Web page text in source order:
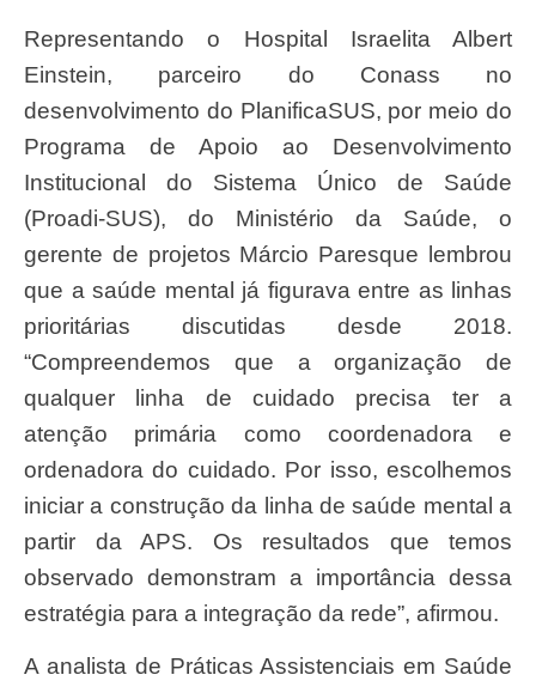
Representando o Hospital Israelita Albert
Einstein, parceiro do Conass no
desenvolvimento do PlanificaSUS, por meio do
Programa de Apoio ao Desenvolvimento
Institucional do Sistema Único de Saúde
(Proadi-SUS), do Ministério da Saúde, o
gerente de projetos Márcio Paresque lembrou
que a saúde mental já figurava entre as linhas
prioritárias discutidas desde 2018.
“Compreendemos que a organização de
qualquer linha de cuidado precisa ter a
atenção primária como coordenadora e
ordenadora do cuidado. Por isso, escolhemos
iniciar a construção da linha de saúde mental a
partir da APS. Os resultados que temos
observado demonstram a importância dessa
estratégia para a integração da rede”, afirmou.
A analista de Práticas Assistenciais em Saúde